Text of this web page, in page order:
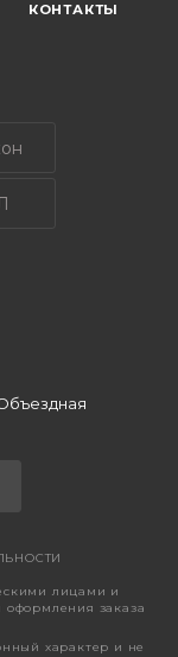
КОНТАКТЫ
лицами и
заказа
характер и не